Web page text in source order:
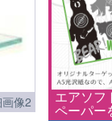
エアソフ
ペーパー
像2